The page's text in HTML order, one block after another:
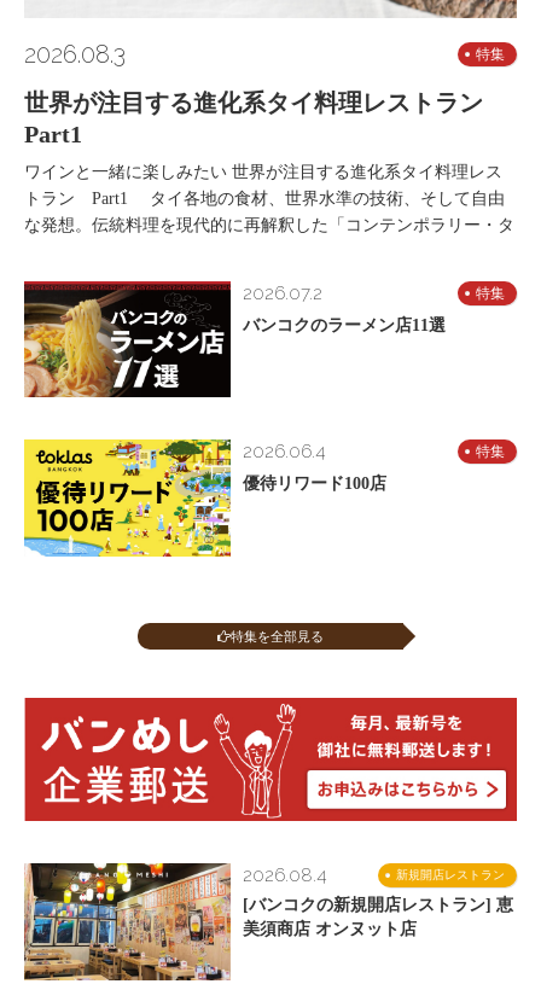
2026.08.3 特集
世界が注目する進化系タイ料理レストラン
Part1
ワインと一緒に楽しみたい 世界が注目する進化系タイ料理レス
トラン Part1 タイ各地の食材、世界水準の技術、そして自由
な発想。伝統料理を現代的に再解釈した「コンテンポラリー・タ
2026.07.2 特集
バンコクのラーメン店11選
2026.06.4 特集
優待リワード100店
特集を全部見る
新規開店レストラン
2026.08.4
[バンコクの新規開店レストラン] 恵
美須商店 オンヌット店